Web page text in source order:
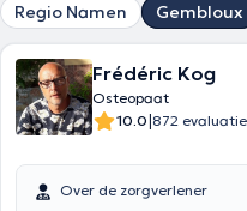
Regio Namen Gembloux
Frédéric Kog
Osteopaat
10.0|872
Over de zorgverlener